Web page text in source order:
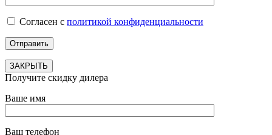
Согласен с политикой конфиденциальности
ЗАКРЫТЬ
Получите скидку дилера
Ваше имя
Ваш телефон